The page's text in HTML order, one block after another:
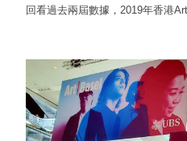
回看過去兩屆數據，2019年香港